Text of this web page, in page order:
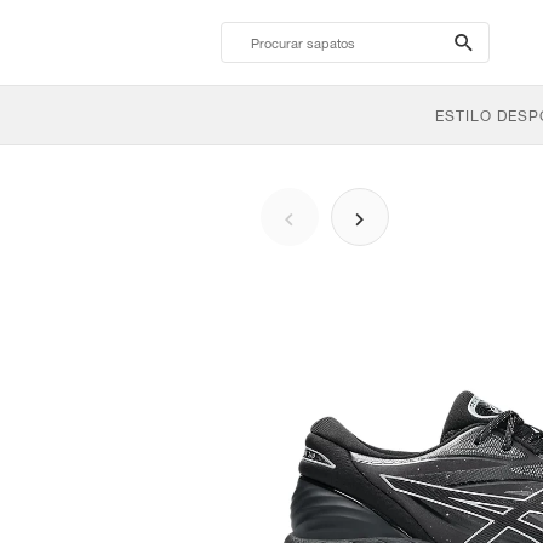
search-
btn
ESTILO